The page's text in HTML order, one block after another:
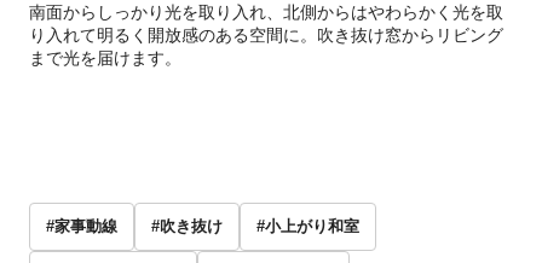
南面からしっかり光を取り入れ、北側からはやわらかく光を取
り入れて明るく開放感のある空間に。吹き抜け窓からリビング
まで光を届けます。
#家事動線 #吹き抜け #小上がり和室